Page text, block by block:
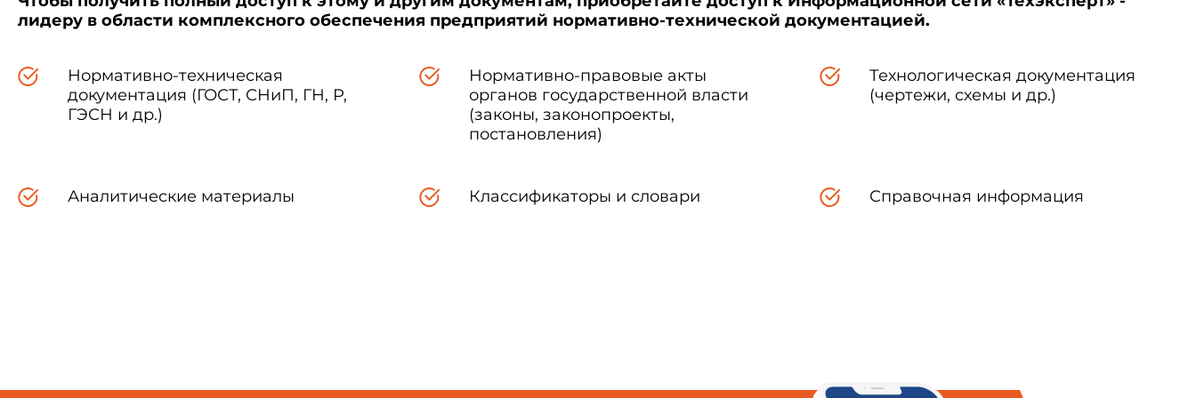
Наименование параметра
Установка для изготовления блока
санитарно-
технической кабины
Установка для изготовления
блока шахт лифтов
лидеру в области комплексного обеспечения предприятий нормативно-технической документацией.
Нормативно-техническая
документация (ГОСТ, СНиП, ГН, Р,
ГЭСН и др.)
Нормативно-правовые акты
органов государственной власти
(законы, законопроекты,
постановления)
Технологическая документация
(чертежи, схемы и др.)
Аналитические материалы Классификаторы и словари Справочная информация